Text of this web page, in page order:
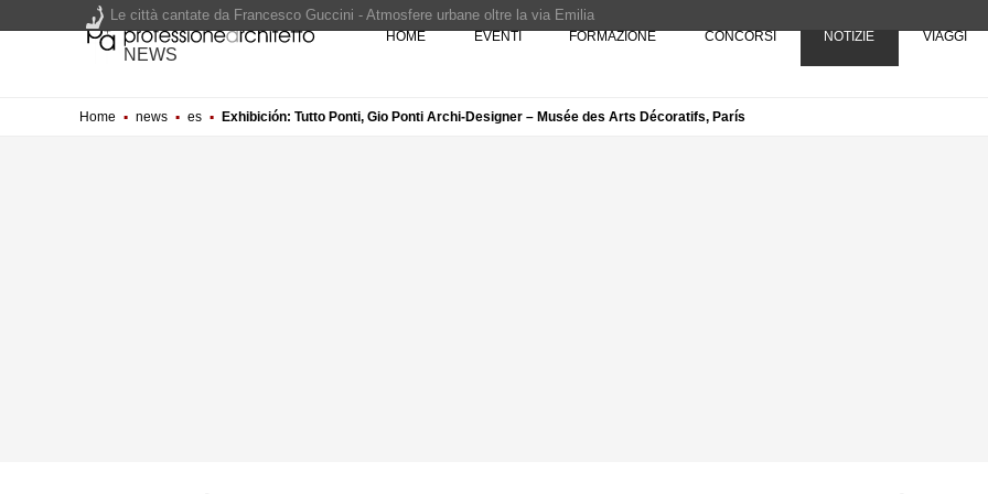
NEWS
HOME EVENTI FORMAZIONE CONCORSI NOTIZIE VIAGGI
Home ▪ news ▪ es ▪ Exhibición: Tutto Ponti, Gio Ponti Archi-Designer – Musée des Arts Décoratifs, París
Le città cantate da Francesco Guccini - Atmosfere urbane oltre la via Emilia
Renzo Piano World Tour 2026, ottava edizione in partenza. Rotta verso Ovest - Europa, Stati Uniti e Canada | 22 agosto > 30 settembre